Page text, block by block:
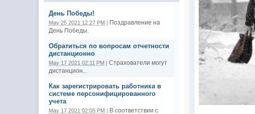
День Победы!
May 25 2021 12:27 PM | Поздравление на
День Победы.
Обратиться по вопросам отчетности
дистанционно
May 17 2021 02:11 PM |Страхователи могут
дистанцион...
Как зарегистрировать работника в
системе персонифицированного
учета
May 17 2021 02:05 PM | В соответствии с